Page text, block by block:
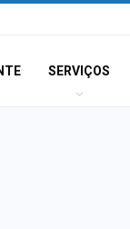
SERVIÇOS